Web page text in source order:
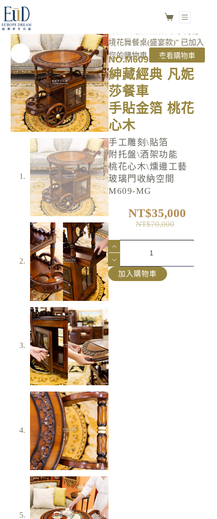
手貼金箔 桃花心木
境花舞餐桌(盛宴款)” 已加入
您的購物車
查看購物車
NO.M609-MG
紳藏經典 凡妮
莎餐車
手貼金箔 桃花
心木
手工雕刻\貼箔
附托盤\酒架功能
桃花心木\燻邊工藝
玻璃門收納空間
M609-MG
NT$70,000
NT$35,000
加入購物車